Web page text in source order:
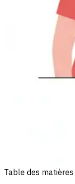
Table des matières